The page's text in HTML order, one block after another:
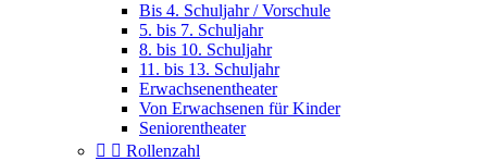
Bis 4. Schuljahr / Vorschule
5. bis 7. Schuljahr
8. bis 10. Schuljahr
11. bis 13. Schuljahr
Erwachsenentheater
Von Erwachsenen für Kinder
Seniorentheater
  Rollenzahl